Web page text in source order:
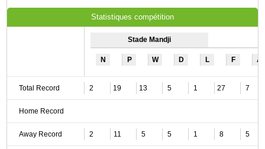
Statistiques compétition
Stade Mandji
N P W D L F A
Total Record 2 19 13 5 1 27 7
Home Record
Away Record 2 11 5 5 1 8 5